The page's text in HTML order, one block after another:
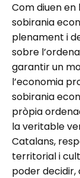
Com diuen en
sobirania
plenament i
sobre
garantir un
l’economia
sobirania
pròpia
la veritable
Catalans,
territorial i
poder decidir,